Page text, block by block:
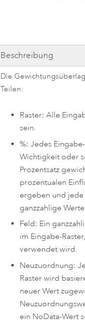
Beschreibung
Die
Teilen:
Raster: Alle
sein.
%: Jedes
Wichtigkeit oder
Prozentsatz
prozentualen
ergeben und
ganzzahlige
Feld: Ein
im Eingabe-
verwendet wird.
Neuzuordnung:
Raster wird
neuer Wert
ein NoData-Wert